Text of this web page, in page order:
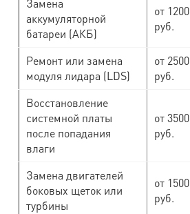
Замена
аккумуляторной
батареи (АКБ)
от 1200
руб.
Ремонт или замена
модуля лидара (LDS)
от 2500
руб.
Восстановление
системной платы
после попадания
влаги
от 3500
руб.
Замена двигателей
боковых щеток или
турбины
от 1500
руб.